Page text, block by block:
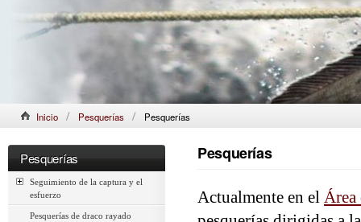
Inicio Pesquerías Pesquerías
Pesquerías
Seguimiento de la captura y el
esfuerzo
Pesquerías de draco rayado
Pesquerías
Actualmente en el